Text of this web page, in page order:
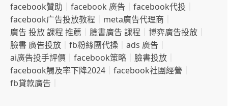
facebook贊助
facebook 廣告 facebook代投
facebook广告投放教程
meta廣告代理商
廣告 投放 課程 推薦
臉書廣告 課程 博弈廣告投放
臉書 廣告投放
fb粉絲團代操 ads 廣告
ai廣告投手評價
facebook策略 臉書投放
facebook觸及率下降2024
facebook社團經營
fb貸款廣告